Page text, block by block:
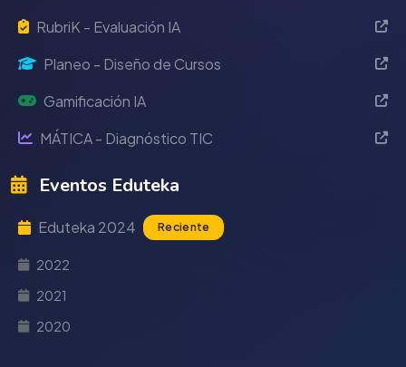
RubriK - Evaluación IA
Planeo - Diseño de Cursos
Gamificación IA
MÁTICA - Diagnóstico TIC
Eventos Eduteka
Eduteka 2024 Reciente
2022
2021
2020